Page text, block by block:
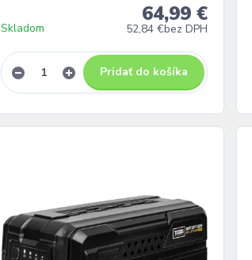
64,99 €
52,84 €bez DPH
Skladom
Pridať do košíka